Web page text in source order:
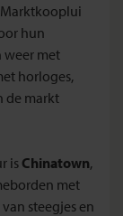
Marktkooplui
hun
weer met
horloges,
de markt
is Chinatown,
met
steegjes en